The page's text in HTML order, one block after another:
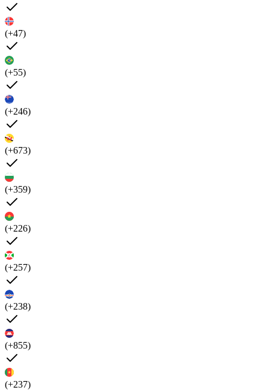
(+47)
(+55)
(+246)
(+673)
(+359)
(+226)
(+257)
(+238)
(+855)
(+237)